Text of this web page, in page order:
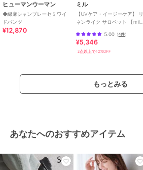
ヒューマンウーマン
◆綿麻シャンブレーセミワイ
ドパンツ
¥12,870
ミル
【UVケア・イージーケア】 リ
ネンライク サロペット 【mil/
5.00 （4件）
¥5,346
2点以上で10%OFF
もっとみる
あなたへのおすすめアイテム